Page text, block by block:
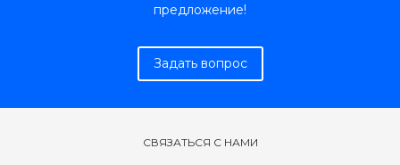
предложение!
Задать вопрос
СВЯЗАТЬСЯ С НАМИ